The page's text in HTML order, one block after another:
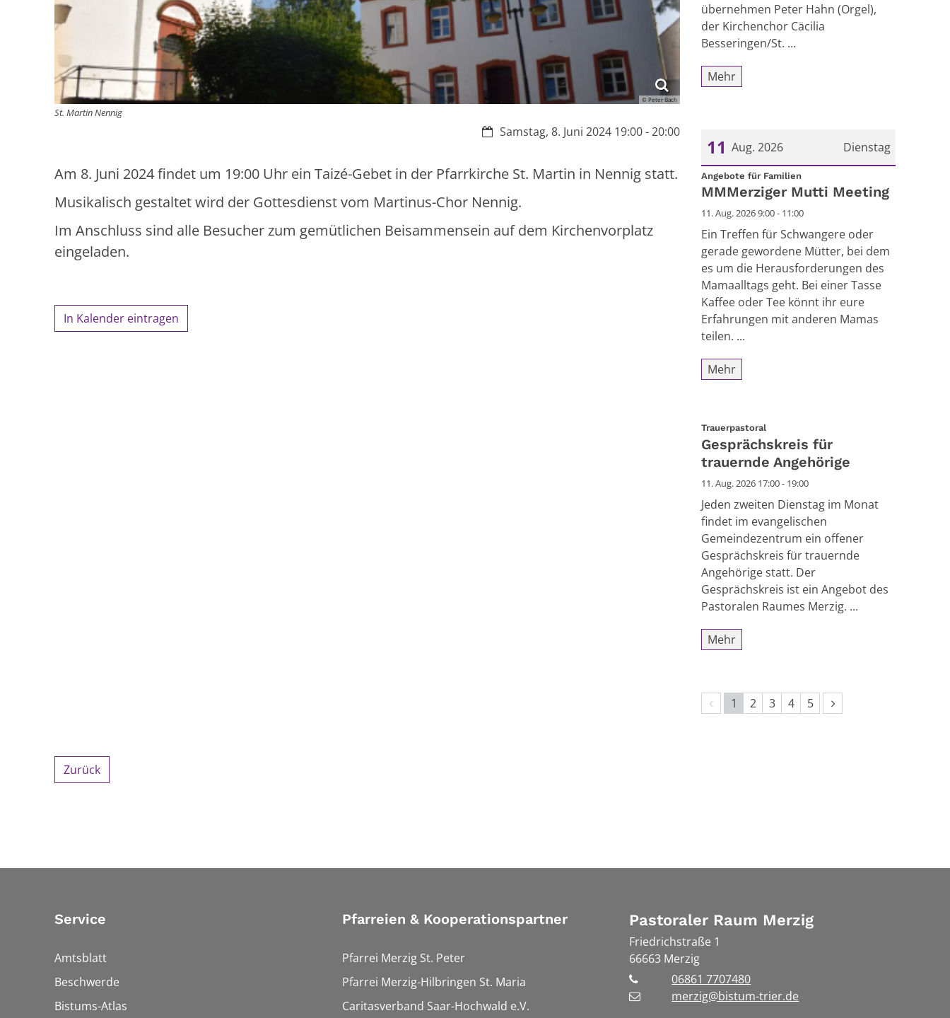
© Peter Bach
St. Martin Nennig
Datum:
Samstag, 8. Juni 2024 19:00 - 20:00
Am 8. Juni 2024 findet um 19:00 Uhr ein Taizé-Gebet in der Pfarrkirche St. Martin in Nennig statt.
Musikalisch gestaltet wird der Gottesdienst vom Martinus-Chor Nennig.
Im Anschluss sind alle Besucher zum gemütlichen Beisammensein auf dem Kirchenvorplatz
eingeladen.
In Kalender eintragen
übernehmen Peter Hahn (Orgel),
der Kirchenchor Cäcilia
Besseringen/St. ...
Mehr
Dienstag
11 Aug. 2026
Datum: 11. August 2026
Angebote für Familien:
MMMerziger Mutti Meeting
11. Aug. 2026 9:00 - 11:00
Ein Treffen für Schwangere oder
gerade gewordene Mütter, bei dem
es um die Herausforderungen des
Mamaalltags geht. Bei einer Tasse
Kaffee oder Tee könnt ihr eure
Erfahrungen mit anderen Mamas
teilen. ...
Mehr
Trauerpastoral:
Gesprächskreis für
trauernde Angehörige
11. Aug. 2026 17:00 - 19:00
Jeden zweiten Dienstag im Monat
findet im evangelischen
Gemeindezentrum ein offener
Gesprächskreis für trauernde
Angehörige statt. Der
Gesprächskreis ist ein Angebot des
Pastoralen Raumes Merzig. ...
Mehr
Vorherige Seite
1 2 3 4 5 Nächste Seite
Zurück
Service
Amtsblatt
Beschwerde
Bistums-Atlas
Pfarreien & Kooperationspartner
Pfarrei Merzig St. Peter
Pfarrei Merzig-Hilbringen St. Maria
Caritasverband Saar-Hochwald e.V.
Pastoraler Raum Merzig
Friedrichstraße 1
66663 Merzig
06861 7707480
merzig@bistum-trier.de